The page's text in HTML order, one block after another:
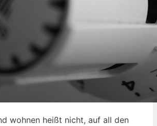
wohnen heißt nicht, auf all den